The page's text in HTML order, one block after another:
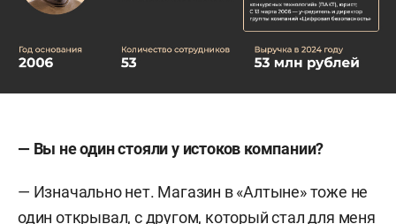
— Вы не один стояли у истоков компании?
— Изначально нет. Магазин в «Алтыне» тоже не
один открывал, с другом, который стал для меня